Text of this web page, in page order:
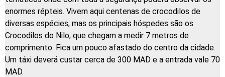
enormes répteis. Vivem aqui centenas de crocodilos de
diversas espécies, mas os principais hóspedes são os
Crocodilos do Nilo, que chegam a medir 7 metros de
comprimento. Fica um pouco afastado do centro da cidade.
Um táxi deverá custar cerca de 300 MAD e a entrada vale 70
MAD.